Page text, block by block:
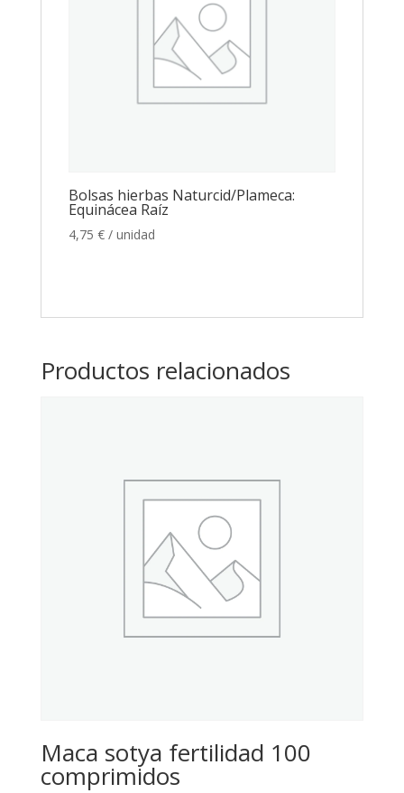
Bolsas hierbas Naturcid/Plameca:
Equinácea Raíz
4,75 € / unidad
Productos relacionados
Maca sotya fertilidad 100
comprimidos